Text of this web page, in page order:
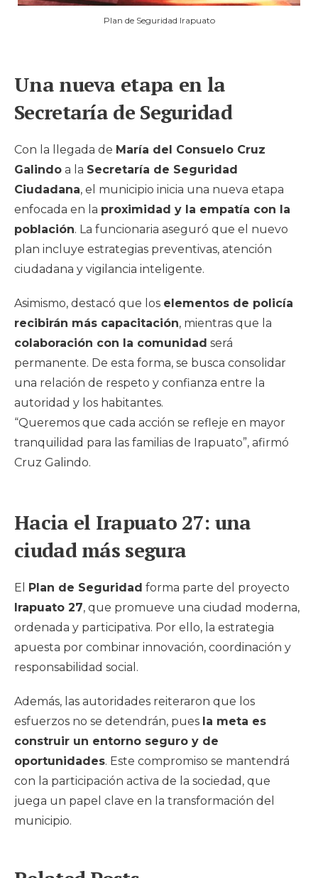
Plan de Seguridad Irapuato
Una nueva etapa en la
Secretaría de Seguridad
Con la llegada de María del Consuelo Cruz
Galindo a la Secretaría de Seguridad
Ciudadana, el municipio inicia una nueva etapa
enfocada en la proximidad y la empatía con la
población. La funcionaria aseguró que el nuevo
plan incluye estrategias preventivas, atención
ciudadana y vigilancia inteligente.
Asimismo, destacó que los elementos de policía
recibirán más capacitación, mientras que la
colaboración con la comunidad será
permanente. De esta forma, se busca consolidar
una relación de respeto y confianza entre la
autoridad y los habitantes.
“Queremos que cada acción se refleje en mayor
tranquilidad para las familias de Irapuato”, afirmó
Cruz Galindo.
Hacia el Irapuato 27: una
ciudad más segura
El Plan de Seguridad forma parte del proyecto
Irapuato 27, que promueve una ciudad moderna,
ordenada y participativa. Por ello, la estrategia
apuesta por combinar innovación, coordinación y
responsabilidad social.
Además, las autoridades reiteraron que los
esfuerzos no se detendrán, pues la meta es
construir un entorno seguro y de
oportunidades. Este compromiso se mantendrá
con la participación activa de la sociedad, que
juega un papel clave en la transformación del
municipio.